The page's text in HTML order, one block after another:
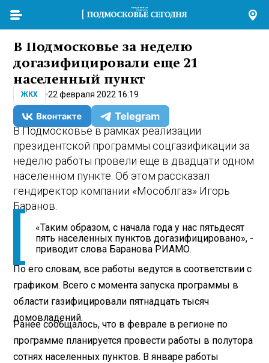
В Подмосковье за неделю
догазифицировали еще 21
населенный пункт
ЖКХ 22 февраля 2022 16:19
В Подмосковье в рамках реализации
президентской программы соцгазификации за
неделю работы провели еще в двадцати одном
населенном пункте. Об этом рассказал
гендиректор компании «Мособлгаз» Игорь
Баранов.
«Таким образом, с начала года у нас пятьдесят
пять населенных пунктов догазифицировано», -
приводит слова Баранова РИАМО.
По его словам, все работы ведутся в соответствии с
графиком. Всего с момента запуска программы в
области газифицировали пятнадцать тысяч
домовладений.
Ранее сообщалось, что в феврале в регионе по
программе планируется провести работы в полутора
сотнях населенных пунктов. В январе работы